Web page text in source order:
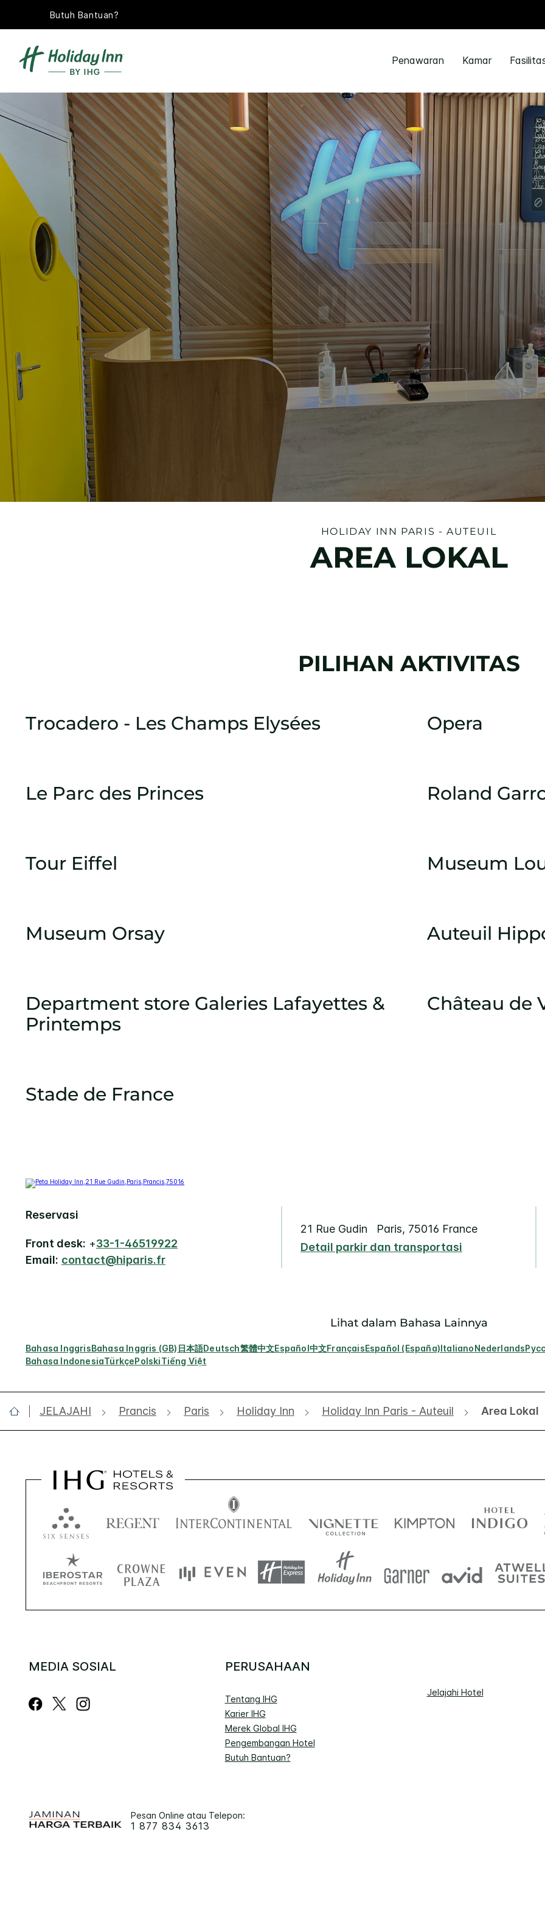
Butuh Bantuan?
Penawaran Kamar
HOLIDAY INN PARIS - AUTEUIL
AREA LOKAL
PILIHAN AKTIVITAS
Trocadero - Les Champs Elysées Opera
Le Parc des Princes Roland
Tour Eiffel Museum
Museum Orsay Auteuil
Department store Galeries Lafayettes &
Printemps
Château de
Stade de France
Reservasi
Front desk: +33-1-46519922
Email: contact@hiparis.fr
21 Rue Gudin Paris, 75016 France
Detail parkir dan transportasi
Lihat dalam Bahasa Lainnya
Bahasa InggrisBahasa Inggris (GB) 日本語Deutsch繁體中文Español中文FrançaisEspañol (España)ItalianoNederlands
Bahasa IndonesiaTürkçePolskiTiếng Việt
JELAJAHI Prancis Paris Holiday Inn Holiday Inn Paris - Auteuil Area Lokal
MEDIA SOSIAL PERUSAHAAN
Tentang IHG
Karier IHG
Merek Global IHG
Pengembangan Hotel
Butuh Bantuan?
Jelajahi Hotel
Pesan Online atau Telepon:
1 877 834 3613